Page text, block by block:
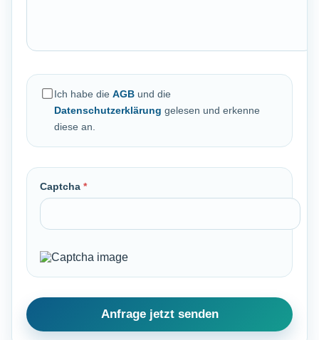
Ich habe die AGB und die
Datenschutzerklärung gelesen und erkenne
diese an.
Captcha *